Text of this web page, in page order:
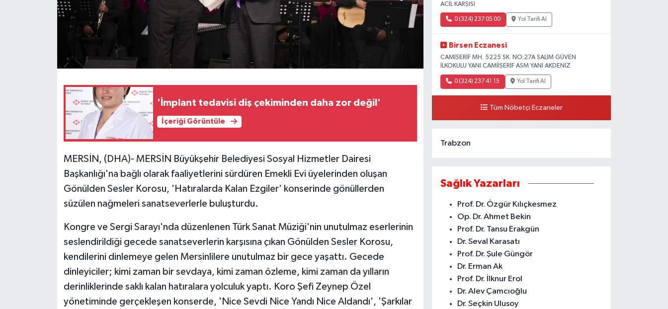
'İmplant tedavisi diş çekiminden daha zor değil'
İçeriği Görüntüle
MERSİN, (DHA)- MERSİN Büyükşehir Belediyesi Sosyal Hizmetler Dairesi
Başkanlığı'na bağlı olarak faaliyetlerini sürdüren Emekli Evi üyelerinden oluşan
Gönülden Sesler Korosu, 'Hatıralarda Kalan Ezgiler' konserinde gönüllerden
süzülen nağmeleri sanatseverlerle buluşturdu.
Kongre ve Sergi Sarayı'nda düzenlenen Türk Sanat Müziği'nin unutulmaz eserlerinin
seslendirildiği gecede sanatseverlerin karşısına çıkan Gönülden Sesler Korosu,
kendilerini dinlemeye gelen Mersinlilere unutulmaz bir gece yaşattı. Gecede
dinleyiciler; kimi zaman bir sevdaya, kimi zaman özleme, kimi zaman da yılların
derinliklerinde saklı kalan hatıralara yolculuk yaptı. Koro Şefi Zeynep Özel
yönetiminde gerçekleşen konserde, 'Nice Sevdi Nice Yandı Nice Aldandı', 'Şarkılar
ACİL KARŞISI
0 (324) 237 05 00 Yol Tarifi Al
Birsen Eczanesi
CAMİŞERİF MH. 5225 SK. NO:27A SALİM GÜVEN
İLKOKULU YANI CAMİİŞERİF ASM YANI AKDENİZ
0 (324) 237 41 15 Yol Tarifi Al
Tüm Nöbetçi Eczaneler
Trabzon
Sağlık Yazarları
Prof. Dr. Özgür Kılıçkesmez
Op. Dr. Ahmet Bekin
Prof. Dr. Tansu Erakgün
Dr. Seval Karasatı
Prof. Dr. Şule Güngör
Dr. Erman Ak
Prof. Dr. İlknur Erol
Dr. Alev Çamcıoğlu
Dr. Seçkin Ulusoy